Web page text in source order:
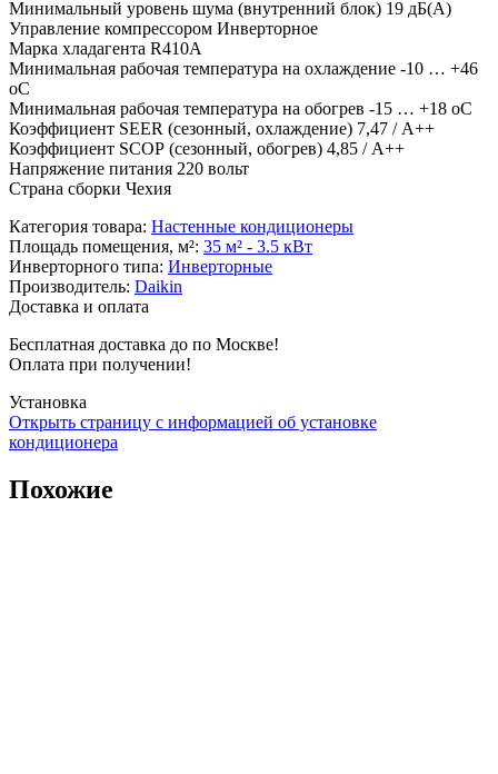
Минимальный уровень шума (внутренний блок) 19 дБ(А)
Управление компрессором Инверторное
Марка хладагента R410А
Минимальная рабочая температура на охлаждение -10 … +46
оС
Минимальная рабочая температура на обогрев -15 … +18 оС
Коэффициент SЕЕR (сезонный, охлаждение) 7,47 / А++
Коэффициент SСОР (сезонный, обогрев) 4,85 / А++
Напряжение питания 220 вольт
Страна сборки Чехия
Категория товара: Настенные кондиционеры
Площадь помещения, м²: 35 м² - 3.5 кВт
Инверторного типа: Инверторные
Производитель: Daikin
Доставка и оплата
Бесплатная доставка до по Москве!
Оплата при получении!
Установка
Открыть страницу с информацией об установке
кондиционера
Похожие